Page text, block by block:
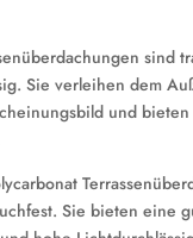
sind
Sie verleihen dem
und
Sie bieten eine